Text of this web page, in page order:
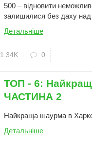
500 – відновити
залишилися без даху над
Детальніше
1.34K 0
ТОП - 6:
ЧАСТИНА 2
Найкраща шаурма в
Детальніше